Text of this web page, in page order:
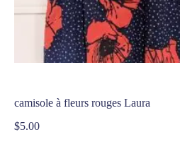
camisole à fleurs rouges Laura
$5.00